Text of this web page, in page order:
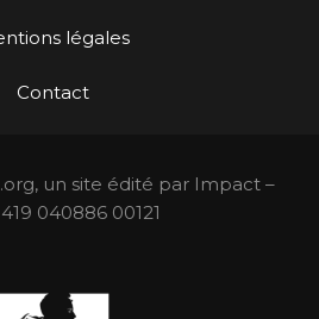
légales
Contact
un site édité par Impact –
040886 00121